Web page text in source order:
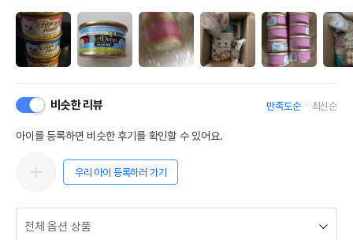
비슷한 리뷰 만족도순 최신순
아이를 등록하면 비슷한 후기를 확인할 수 있어요.
우리 아이 등록하러 가기